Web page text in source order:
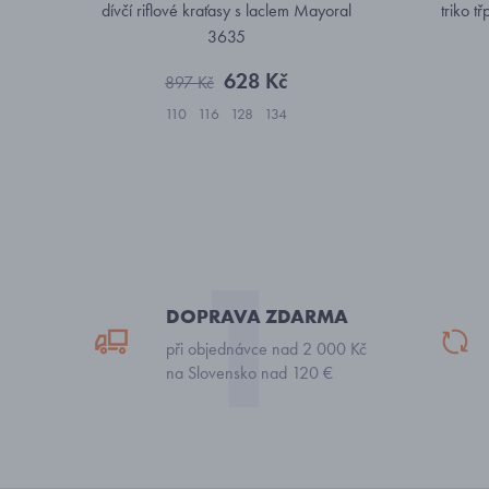
dívčí riflové kraťasy s laclem Mayoral
3635
897 Kč 628 Kč
110 116 128 134
triko
DOPRAVA ZDARMA
při objednávce nad 2 000 Kč
na Slovensko nad 120 €